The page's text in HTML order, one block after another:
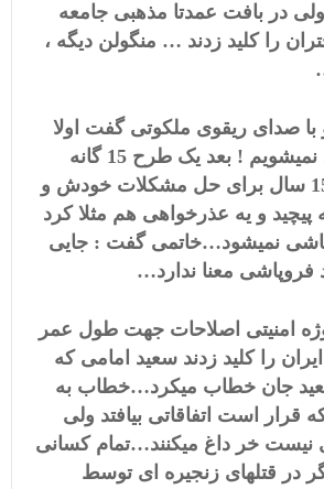
در بافت عمدتا مذهبی جامعه
را کلید زدند … منگولن دیگه ،
صدای ریقوی ملکوتی گفت اولا
ما اصلا فروپاشی نمیشویم ! بعد یک طرح 15 گانه
ارائه کرد که در 15 سال برای حل مشکلات خودش و
و یه عذرخواهی هم مثلا کرد
نمیشود…خاتمی گفت : جایی
فروپاشی معنا ندارد…
امنیتی اصلاحات جهت طول عمر
را کلید زدند سعید امامی که
جان خطاب میکرد…خطاب به
قرار است اتفاقاتی بیافتد ولی
نیست خر داغ میکنند…تمام کسانی
در قتلهای زنجیره ای توسط